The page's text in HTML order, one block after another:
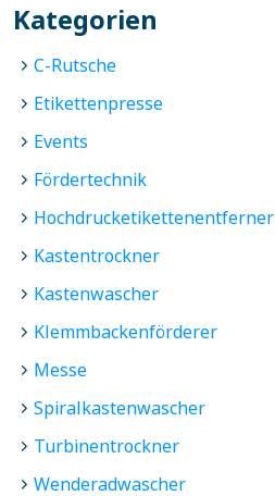
Kategorien
C-Rutsche
Etikettenpresse
Events
Fördertechnik
Hochdrucketikettenentferner
Kastentrockner
Kastenwascher
Klemmbackenförderer
Messe
Spiralkastenwascher
Turbinentrockner
Wenderadwascher